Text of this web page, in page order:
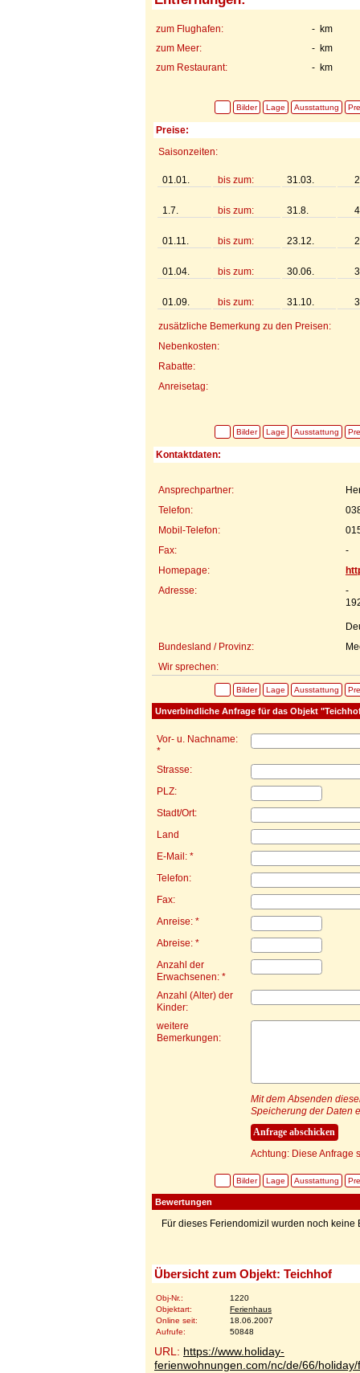
- km
zum Flughafen:
- km
zum Meer:
- km
zum Restaurant:
Bilder Lage Ausstattung
Preise:
Saisonzeiten:
01.01. bis zum: 31.03.
1.7. bis zum: 31.8.
01.11. bis zum: 23.12.
01.04. bis zum: 30.06.
01.09. bis zum: 31.10.
zusätzliche Bemerkung zu den Preisen:
Nebenkosten:
Rabatte:
Anreisetag:
Bilder Lage Ausstattung
Kontaktdaten:
Ansprechpartner:
Telefon:
Mobil-Telefon:
Fax:
-
Homepage:
Adresse:
-
Bundesland / Provinz:
Wir sprechen:
Bilder Lage Ausstattung
Unverbindliche Anfrage für das Objekt
Vor- u. Nachname:
*
Strasse:
PLZ:
Stadt/Ort:
Land
E-Mail: *
Telefon:
Fax:
Anreise: *
Abreise: *
Anzahl der
Erwachsenen: *
Anzahl (Alter) der
Kinder:
weitere
Bemerkungen:
Mit dem Absenden
Speicherung der Daten
Achtung: Diese Anfrage
Bilder Lage Ausstattung
Bewertungen
Für dieses Feriendomizil wurden noch
Übersicht zum Objekt: Teichhof
Obj-Nr.:
1220
Objektart:
Ferienhaus
Online seit:
18.06.2007
Aufrufe:
50848
URL: https://www.holiday-
ferienwohnungen.com/nc/de/66/